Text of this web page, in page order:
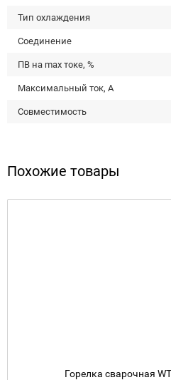
Тип охлаждения
Соединение
ПВ на max токе, %
Максимальный ток, А
Совместимость
Похожие товары
Горелка сварочная